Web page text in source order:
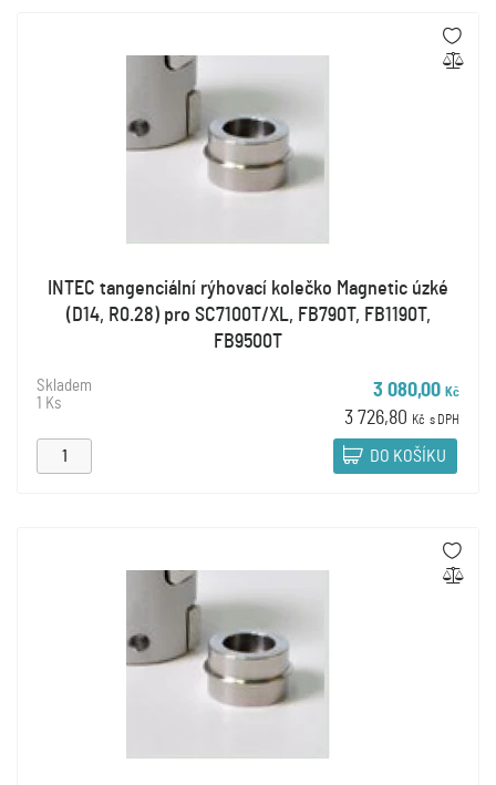
INTEC tangenciální rýhovací kolečko Magnetic úzké
(D14, R0.28) pro SC7100T/XL, FB790T, FB1190T,
FB9500T
Skladem
1 Ks
3 080,00 Kč
3 726,80 Kč s DPH
DO KOŠÍKU